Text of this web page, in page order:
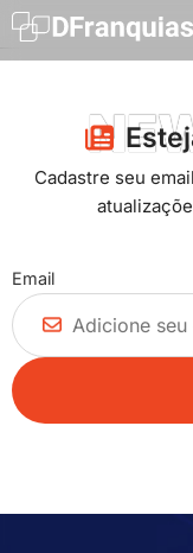
Cadastre seu
Email